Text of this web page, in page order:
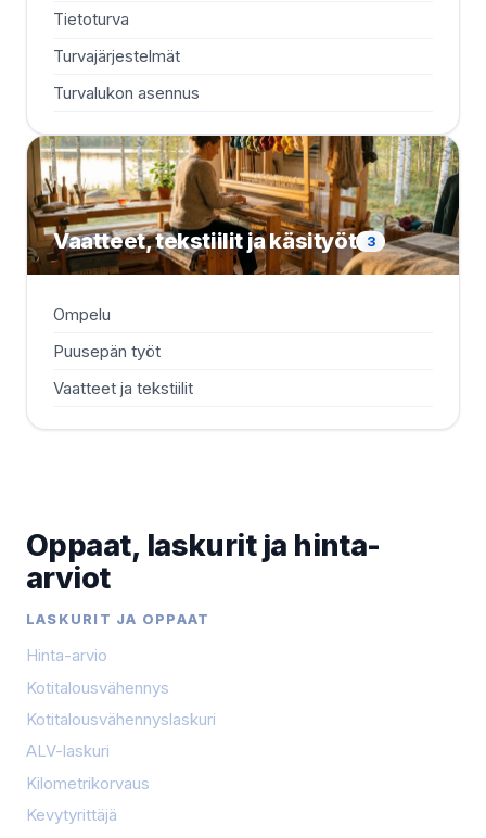
Tietoturva
Turvajärjestelmät
Turvalukon asennus
Vaatteet, tekstiilit ja käsityöt 3
Ompelu
Puusepän työt
Vaatteet ja tekstiilit
Oppaat, laskurit ja hinta-
arviot
LASKURIT JA OPPAAT
Hinta-arvio
Kotitalousvähennys
Kotitalousvähennyslaskuri
ALV-laskuri
Kilometrikorvaus
Kevytyrittäjä